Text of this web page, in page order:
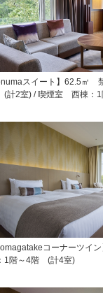
スイート】62.5㎡
計2室) / 喫煙室 西棟：1
コーナーツイ
1階～4階 (計4室)